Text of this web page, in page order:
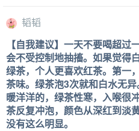
韬韬
【自我建议】一天不要喝超
会不受控制地抽搐。如果觉得
绿茶，个人更喜欢红茶。第一
茶味。绿茶泡3次就和白水无
暖洋洋的，绿茶性寒，入喉很
茶反复冲泡，颜色从深红到淡
没有这么明显。